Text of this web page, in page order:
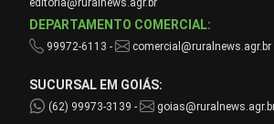
editoria@ruralnews.agr.br
DEPARTAMENTO COMERCIAL:
99972-6113 - comercial@ruralnews.agr.br
SUCURSAL EM GOIÁS:
(62) 99973-3139 -